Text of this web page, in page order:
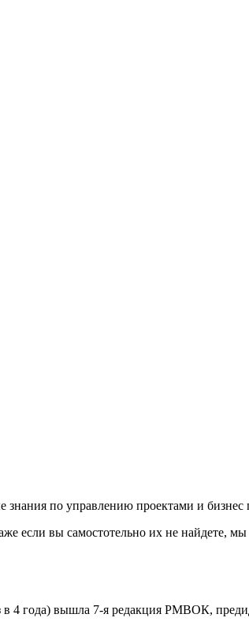
по управлению проектами и бизнес
если вы самостотельно их не найдете,
в 4 года) вышла 7-я редакция РМВОК,